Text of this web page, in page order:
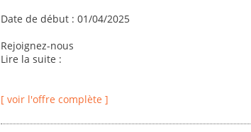
Date de début : 01/04/2025
Rejoignez-nous
Lire la suite :
[ voir l'offre complète ]